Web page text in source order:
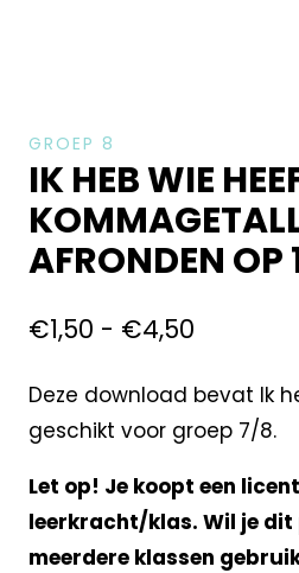
GROEP 8
IK HEB WIE
AFRONDEN OP
€1,50 - €4,50
Deze download bevat Ik
geschikt voor groep 7/8.
Let op! Je koopt een
leerkracht/klas. Wil je
meerdere klassen